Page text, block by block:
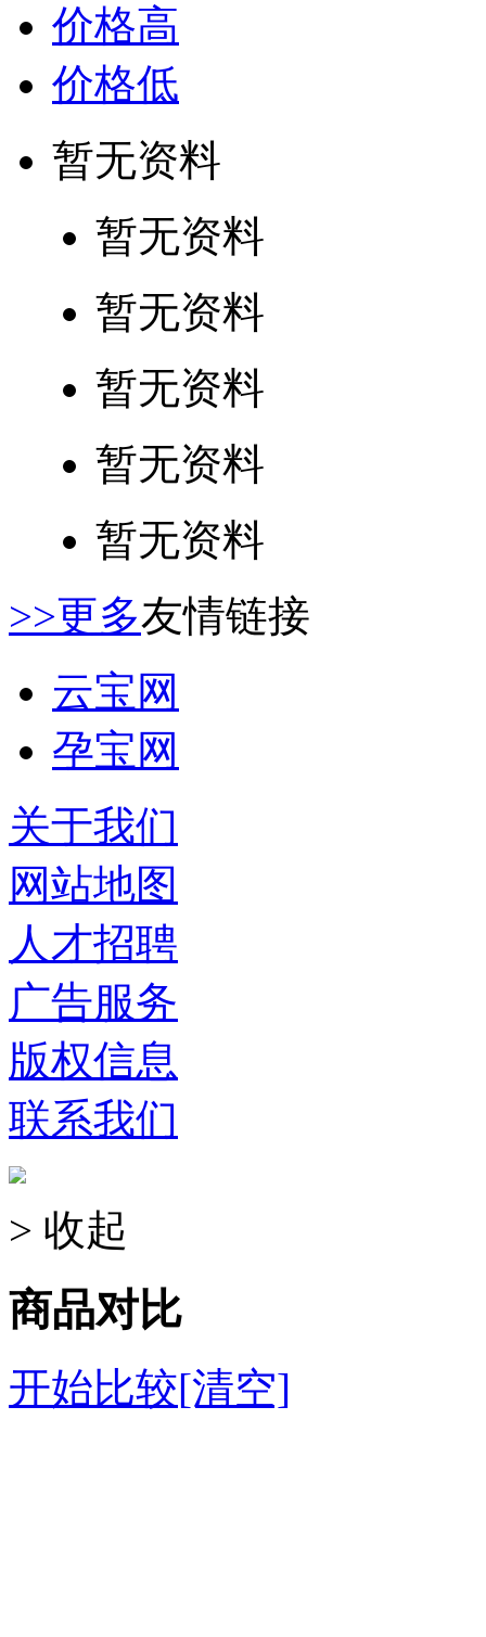
价格高
价格低
暂无资料
暂无资料
暂无资料
暂无资料
暂无资料
暂无资料
>>更多友情链接
云宝网
孕宝网
关于我们
网站地图
人才招聘
广告服务
版权信息
联系我们
> 收起
商品对比
开始比较[清空]